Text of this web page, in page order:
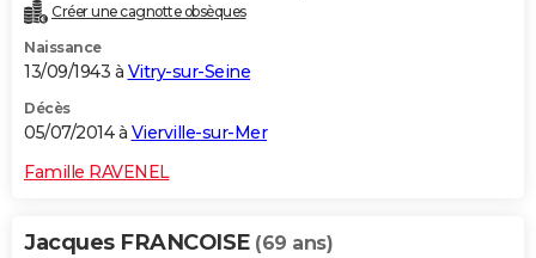
Créer une cagnotte obsèques
Naissance
13/09/1943 à Vitry-sur-Seine
Décès
05/07/2014 à Vierville-sur-Mer
Famille RAVENEL
Jacques FRANCOISE (69 ans)